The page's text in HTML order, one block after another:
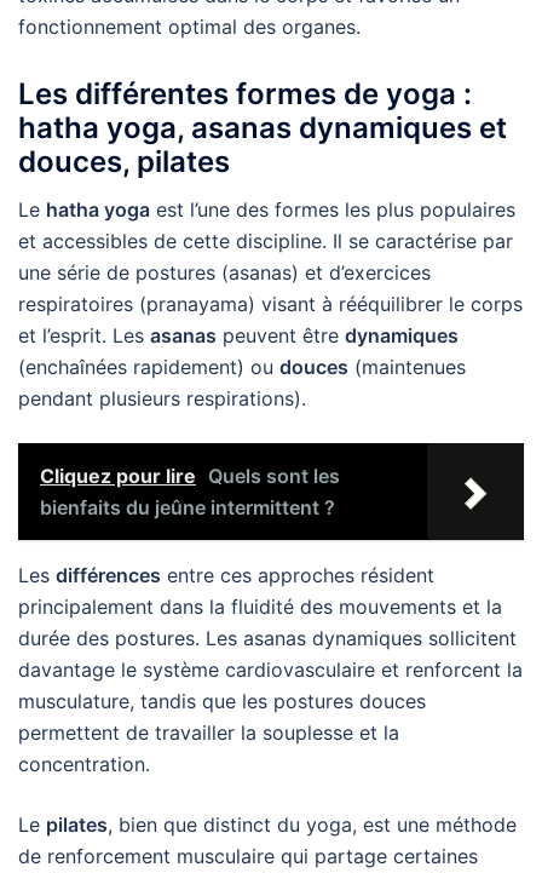
fonctionnement optimal des organes.
Les différentes formes de yoga :
hatha yoga, asanas dynamiques et
douces, pilates
Le hatha yoga est l’une des formes les plus populaires
et accessibles de cette discipline. Il se caractérise par
une série de postures (asanas) et d’exercices
respiratoires (pranayama) visant à rééquilibrer le corps
et l’esprit. Les asanas peuvent être dynamiques
(enchaînées rapidement) ou douces (maintenues
pendant plusieurs respirations).
Cliquez pour lire Quels sont les
bienfaits du jeûne intermittent ?
Les différences entre ces approches résident
principalement dans la fluidité des mouvements et la
durée des postures. Les asanas dynamiques sollicitent
davantage le système cardiovasculaire et renforcent la
musculature, tandis que les postures douces
permettent de travailler la souplesse et la
concentration.
Le pilates, bien que distinct du yoga, est une méthode
de renforcement musculaire qui partage certaines